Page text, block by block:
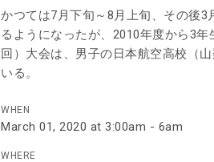
かつては7月下旬～8月上旬、その後
るようになったが、2010年度から3
回）大会は、男子の日本航空高校（
いる。
WHEN
March 01, 2020 at 3:00am - 6am
WHERE